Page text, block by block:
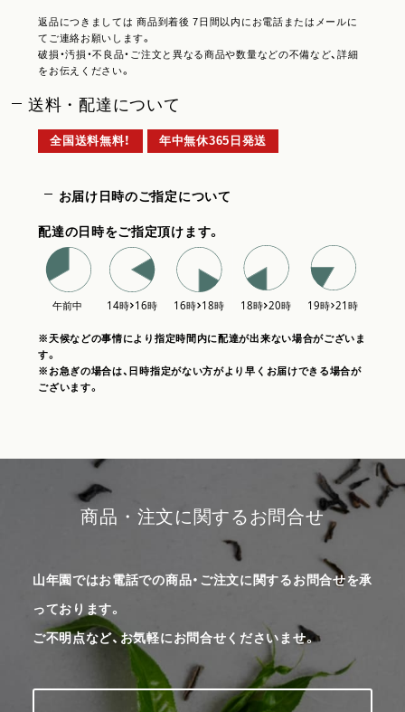
返品につきましては 商品到着後 7日間以内にお電話またはメールに
てご連絡お願いします。
破損・汚損・不良品・ご注文と異なる商品や数量などの不備など、詳細
をお伝えください。
送料・配達について
全国送料無料！ 年中無休365日発送
お届け日時のご指定について
配達の日時をご指定頂けます。
※天候などの事情により指定時間内に配達が出来ない場合がございま
す。
※お急ぎの場合は、日時指定がない方がより早くお届けできる場合が
ございます。
商品・注文に関するお問合せ
山年園ではお電話での商品・ご注文に関するお問合せを承
っております。
ご不明点など、お気軽にお問合せくださいませ。